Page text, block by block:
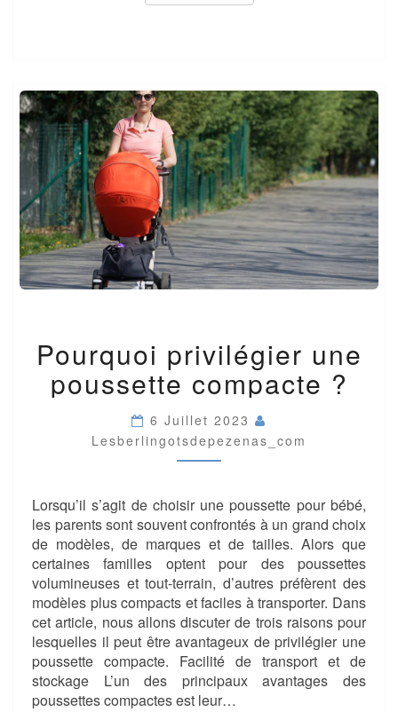
PRIVILÉGIER
UNE
POUSSETTE
COMPACTE
?
Pourquoi privilégier une
poussette compacte ?
6 Juillet 2023
Lesberlingotsdepezenas_com
Lorsqu’il s’agit de choisir une poussette pour bébé,
les parents sont souvent confrontés à un grand choix
de modèles, de marques et de tailles. Alors que
certaines familles optent pour des poussettes
volumineuses et tout-terrain, d’autres préfèrent des
modèles plus compacts et faciles à transporter. Dans
cet article, nous allons discuter de trois raisons pour
lesquelles il peut être avantageux de privilégier une
poussette compacte. Facilité de transport et de
stockage L’un des principaux avantages des
poussettes compactes est leur…